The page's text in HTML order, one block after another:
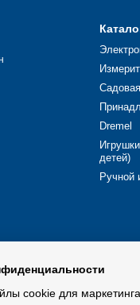
Dremel
детей)
Ручной
cookie для